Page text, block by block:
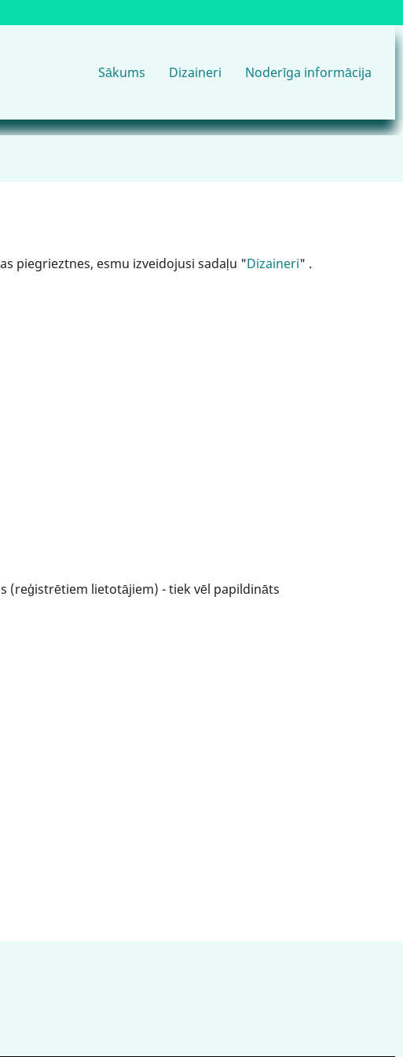
Main
navigation
Sākums Dizaineri Noderīga informācija
piegrieztnes, esmu izveidojusi sadaļu "Dizaineri" .
(reģistrētiem lietotājiem) - tiek vēl papildināts